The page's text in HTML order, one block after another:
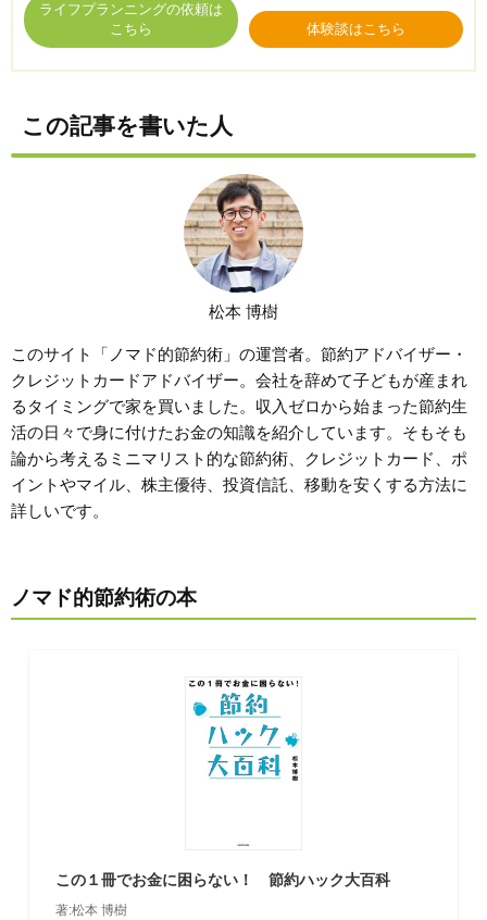
ライフプランニングの依頼は
こちら
体験談はこちら
この記事を書いた人
松本 博樹
このサイト「ノマド的節約術」の運営者。節約アドバイザー・
クレジットカードアドバイザー。会社を辞めて子どもが産まれ
るタイミングで家を買いました。収入ゼロから始まった節約生
活の日々で身に付けたお金の知識を紹介しています。そもそも
論から考えるミニマリスト的な節約術、クレジットカード、ポ
イントやマイル、株主優待、投資信託、移動を安くする方法に
詳しいです。
ノマド的節約術の本
この１冊でお金に困らない！ 節約ハック大百科
著:松本 博樹